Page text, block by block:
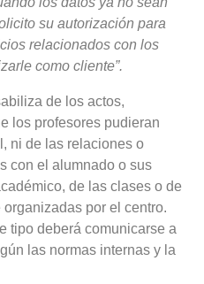
su autorización para
relacionados con los
como cliente”.
de los actos,
los profesores pudieran
ni de las relaciones o
con el alumnado o sus
de las clases o de
por el centro.
tipo deberá comunicarse a
las normas internas y la